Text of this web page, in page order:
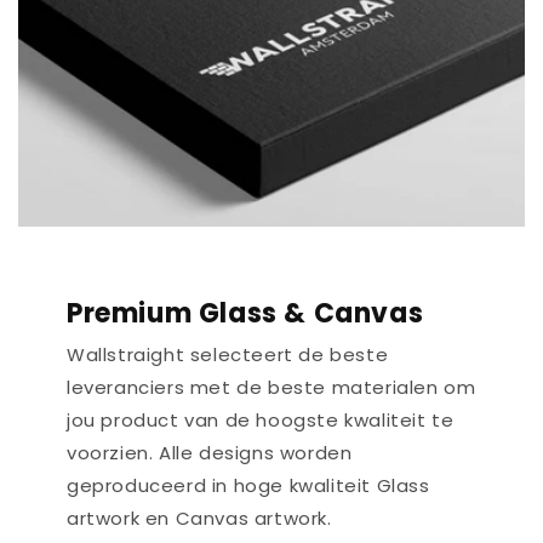
Premium Glass & Canvas
Wallstraight selecteert de beste
leveranciers met de beste materialen om
jou product van de hoogste kwaliteit te
voorzien. Alle designs worden
geproduceerd in hoge kwaliteit Glass
artwork en Canvas artwork.